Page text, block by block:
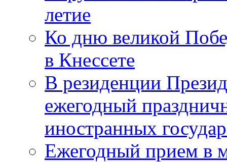
летие
Ко дню великой
в Кнессете
В резиденции
ежегодный
иностранных
Ежегодный прием в